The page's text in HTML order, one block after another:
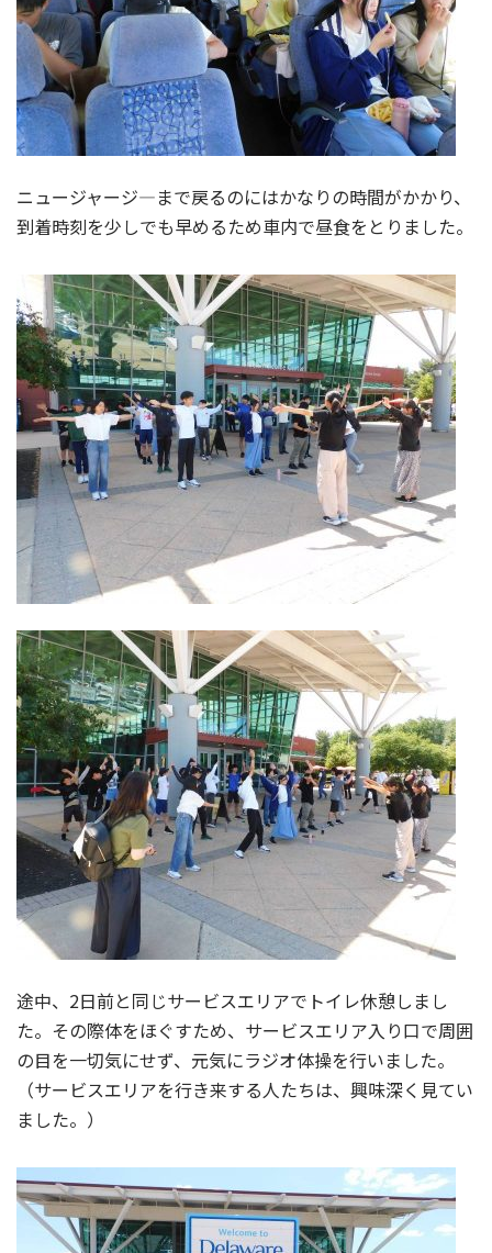
ニュージャージ―まで戻るのにはかなりの時間がかかり、
到着時刻を少しでも早めるため車内で昼食をとりました。
途中、2日前と同じサービスエリアでトイレ休憩しまし
た。その際体をほぐすため、サービスエリア入り口で周囲
の目を一切気にせず、元気にラジオ体操を行いました。
（サービスエリアを行き来する人たちは、興味深く見てい
ました。）